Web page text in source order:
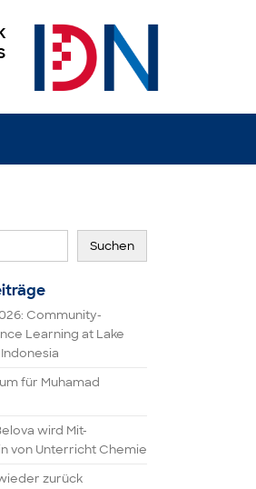
Suchen
Community-
Learning at Lake
für Muhamad
wird Mit-
von Unterricht Chemie
zurück